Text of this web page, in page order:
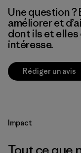
Une question ?
améliorer et
dont ils et elles
intéresse.
Rédiger un avis
Impact